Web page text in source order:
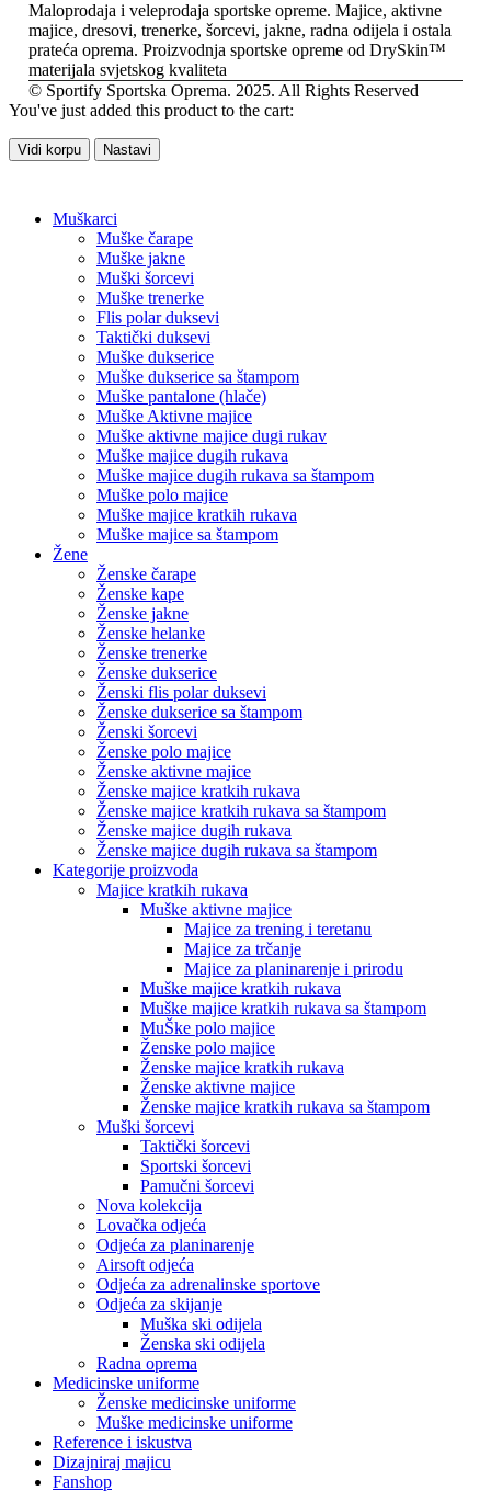
Maloprodaja i veleprodaja sportske opreme. Majice, aktivne
majice, dresovi, trenerke, šorcevi, jakne, radna odijela i ostala
prateća oprema. Proizvodnja sportske opreme od DrySkin™
materijala svjetskog kvaliteta
© Sportify Sportska Oprema. 2025. All Rights Reserved
You've just added this product to the cart:
Vidi korpu Nastavi
Muškarci
Muške čarape
Muške jakne
Muški šorcevi
Muške trenerke
Flis polar duksevi
Taktički duksevi
Muške dukserice
Muške dukserice sa štampom
Muške pantalone (hlače)
Muške Aktivne majice
Muške aktivne majice dugi rukav
Muške majice dugih rukava
Muške majice dugih rukava sa štampom
Muške polo majice
Muške majice kratkih rukava
Muške majice sa štampom
Žene
Ženske čarape
Ženske kape
Ženske jakne
Ženske helanke
Ženske trenerke
Ženske dukserice
Ženski flis polar duksevi
Ženske dukserice sa štampom
Ženski šorcevi
Ženske polo majice
Ženske aktivne majice
Ženske majice kratkih rukava
Ženske majice kratkih rukava sa štampom
Ženske majice dugih rukava
Ženske majice dugih rukava sa štampom
Kategorije proizvoda
Majice kratkih rukava
Muške aktivne majice
Majice za trening i teretanu
Majice za trčanje
Majice za planinarenje i prirodu
Muške majice kratkih rukava
Muške majice kratkih rukava sa štampom
MuŠke polo majice
Ženske polo majice
Ženske majice kratkih rukava
Ženske aktivne majice
Ženske majice kratkih rukava sa štampom
Muški šorcevi
Taktički šorcevi
Sportski šorcevi
Pamučni šorcevi
Nova kolekcija
Lovačka odjeća
Odjeća za planinarenje
Airsoft odjeća
Odjeća za adrenalinske sportove
Odjeća za skijanje
Muška ski odijela
Ženska ski odijela
Radna oprema
Medicinske uniforme
Ženske medicinske uniforme
Muške medicinske uniforme
Reference i iskustva
Dizajniraj majicu
Fanshop